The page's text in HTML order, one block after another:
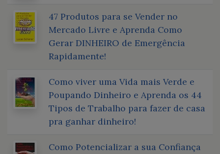
47 Produtos para se Vender no
Mercado Livre e Aprenda Como
Gerar DINHEIRO de Emergência
Rapidamente!
Como viver uma Vida mais Verde e
Poupando Dinheiro e Aprenda os 44
Tipos de Trabalho para fazer de casa
pra ganhar dinheiro!
Como Potencializar a sua Confiança